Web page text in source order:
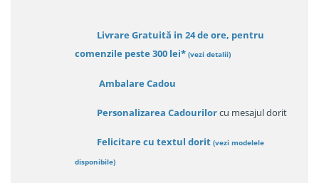
Livrare Gratuită in 24 de ore, pentru
comenzile peste 300 lei* (vezi detalii)
Ambalare Cadou
Personalizarea Cadourilorcu mesajul dorit
Felicitare cu textul dorit (vezi modelele
disponibile)